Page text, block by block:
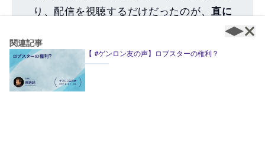
り、配信を視聴するだけだったのが、直に
貴重な機会となりました。
TOCでの第1部の感想を話し合う方々もい
て、さながら和やかなオフ会のようでし
た。こうした静かに話せる場があるのも、
関連記事
【 #ゲンロン友の声】ロブスターの権利？